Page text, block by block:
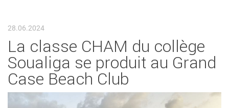
28.06.2024
La classe CHAM du collège
Soualiga se produit au Grand
Case Beach Club